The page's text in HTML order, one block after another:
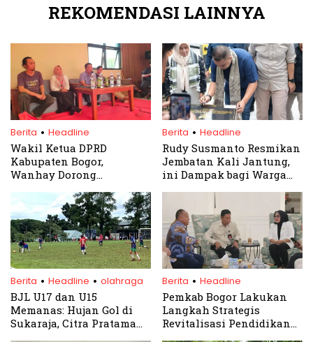
REKOMENDASI LAINNYA
Berita . Headline
Wakil Ketua DPRD
Kabupaten Bogor,
Wanhay Dorong
SMP dan SMA
Berita . Headline
Rudy Susmanto Resmikan
Jembatan Kali Jantung,
ini Dampak bagi Warga
Berita . Headline . olahraga
BJL U17 dan U15
Memanas: Hujan Gol di
Sukaraja, Citra Pratama
Berita . Headline
Pemkab Bogor Lakukan
Langkah Strategis
Revitalisasi Pendidikan